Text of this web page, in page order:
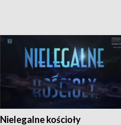
Nielegalne kościoły